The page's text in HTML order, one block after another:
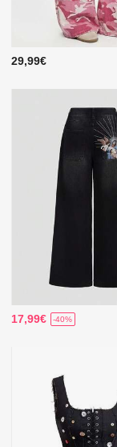
29,99€
17,99€ -40%